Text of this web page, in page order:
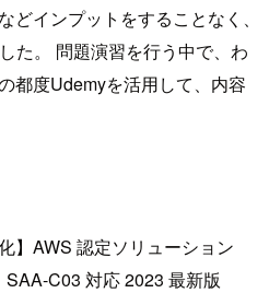
インプットをすることなく、
た。 問題演習を行う中で、わ
都度Udemyを活用して、内容
】AWS 認定ソリューション
C03 対応 2023 最新版